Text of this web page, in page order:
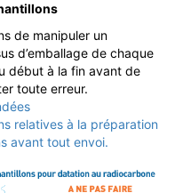
de manipuler un
d’emballage de chaque
début à la fin avant de
toute erreur.
relatives à la préparation
avant tout envoi.